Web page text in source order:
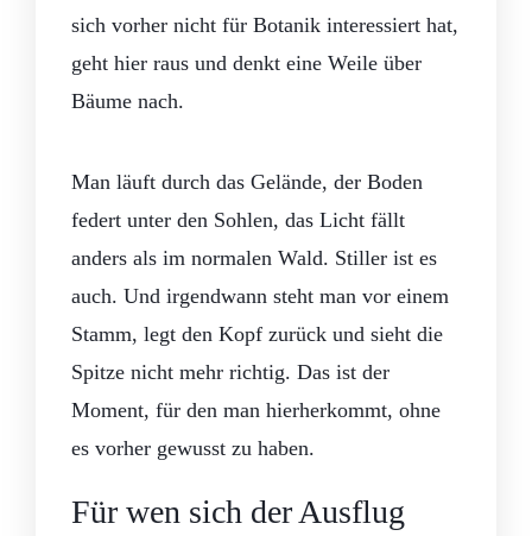
sich vorher nicht für Botanik interessiert hat,
geht hier raus und denkt eine Weile über
Bäume nach.
Man läuft durch das Gelände, der Boden
federt unter den Sohlen, das Licht fällt
anders als im normalen Wald. Stiller ist es
auch. Und irgendwann steht man vor einem
Stamm, legt den Kopf zurück und sieht die
Spitze nicht mehr richtig. Das ist der
Moment, für den man hierherkommt, ohne
es vorher gewusst zu haben.
Für wen sich der Ausflug